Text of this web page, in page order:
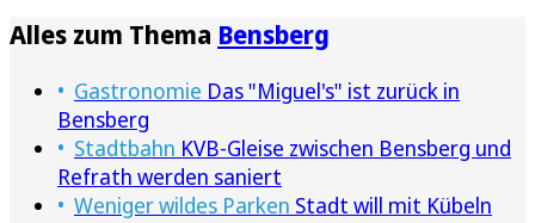
Alles zum Thema Bensberg
Gastronomie Das "Miguel's" ist zurück in
Bensberg
Stadtbahn KVB-Gleise zwischen Bensberg und
Refrath werden saniert
Weniger wildes Parken Stadt will mit Kübeln